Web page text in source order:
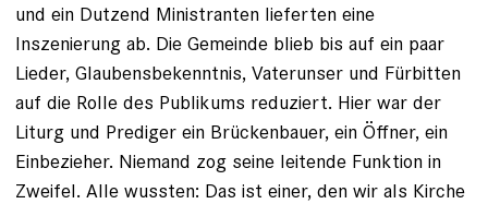
und ein Dutzend Ministranten lieferten eine
Inszenierung ab. Die Gemeinde blieb bis auf ein paar
Lieder, Glaubensbekenntnis, Vaterunser und Fürbitten
auf die Rolle des Publikums reduziert. Hier war der
Liturg und Prediger ein Brückenbauer, ein Öffner, ein
Einbezieher. Niemand zog seine leitende Funktion in
Zweifel. Alle wussten: Das ist einer, den wir als Kirche